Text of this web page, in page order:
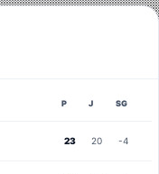
P J SG
23 20 -4